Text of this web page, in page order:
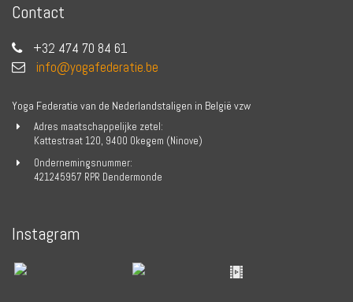
Contact
+32 474 70 84 61
info@yogafederatie.be
Yoga Federatie van de Nederlandstaligen in België vzw
Adres maatschappelijke zetel:
Kattestraat 120, 9400 Okegem (Ninove)
Ondernemingsnummer:
421245957 RPR Dendermonde
Instagram